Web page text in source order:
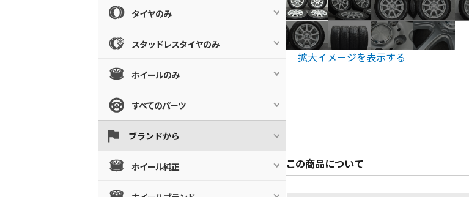
拡大イメージを表示する
この商品について
タイヤのみ
スタッドレスタイヤのみ
ホイールのみ
すべてのパーツ
ブランドから
ホイール純正